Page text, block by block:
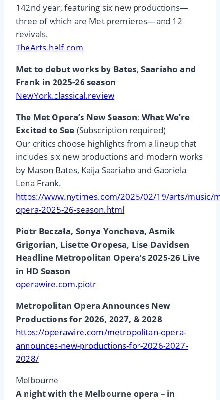
142nd year, featuring six new productions—
three of which are Met premieres—and 12
revivals.
TheArts.helf.com
Met to debut works by Bates, Saariaho and
Frank in 2025-26 season
NewYork.classical.review
The Met Opera’s New Season: What We’re
Excited to See (Subscription required)
Our critics choose highlights from a lineup that
includes six new productions and modern works
by Mason Bates, Kaija Saariaho and Gabriela
Lena Frank.
https://www.nytimes.com/2025/02/19/arts/music/
opera-2025-26-season.html
Piotr Beczała, Sonya Yoncheva, Asmik
Grigorian, Lisette Oropesa, Lise Davidsen
Headline Metropolitan Opera’s 2025-26 Live
in HD Season
operawire.com.piotr
Metropolitan Opera Announces New
Productions for 2026, 2027, & 2028
https://operawire.com/metropolitan-opera-
announces-new-productions-for-2026-2027-
2028/
Melbourne
A night with the Melbourne opera – in